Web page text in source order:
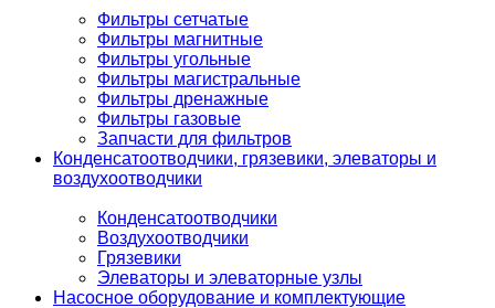
Фильтры сетчатые
Фильтры магнитные
Фильтры угольные
Фильтры магистральные
Фильтры дренажные
Фильтры газовые
Запчасти для фильтров
Конденсатоотводчики, грязевики, элеваторы и
воздухоотводчики
Конденсатоотводчики
Воздухоотводчики
Грязевики
Элеваторы и элеваторные узлы
Насосное оборудование и комплектующие